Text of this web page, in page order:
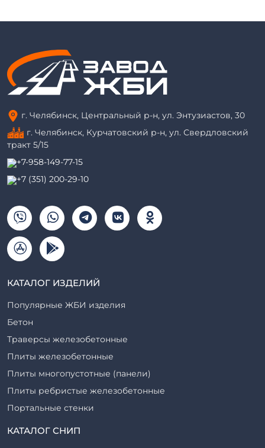
г. Челябинск, Центральный р-н, ул. Энтузиастов, 30
г. Челябинск, Курчатовский р-н, ул. Свердловский
тракт 5/15
+7-958-149-77-15
+7 (351) 200-29-10
КАТАЛОГ ИЗДЕЛИЙ
Популярные ЖБИ изделия
Бетон
Траверсы железобетонные
Плиты железобетонные
Плиты многопустотные (панели)
Плиты ребристые железобетонные
Портальные стенки
Прогоны железобетонные
КАТАЛОГ СНИП